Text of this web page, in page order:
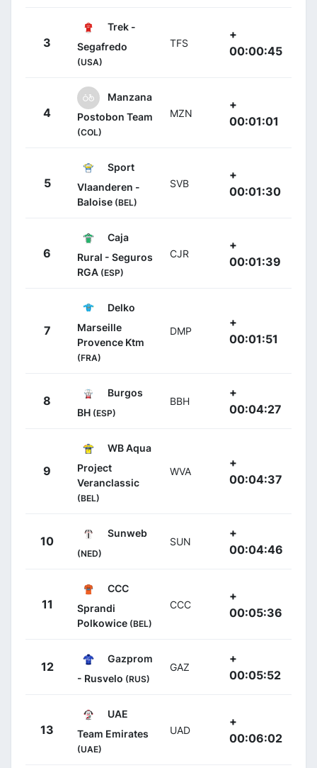
3
Trek -
Segafredo
(USA)
TFS
+
00:00:45
4
Manzana
Postobon Team
(COL)
MZN
+
00:01:01
5
Sport
Vlaanderen -
Baloise (BEL)
SVB
+
00:01:30
6
Caja
Rural - Seguros
RGA (ESP)
CJR
+
00:01:39
7
Delko
Marseille
Provence Ktm
(FRA)
DMP
+
00:01:51
8
Burgos
BH (ESP)
BBH
+
00:04:27
9
WB Aqua
Project
Veranclassic
(BEL)
WVA
+
00:04:37
10
Sunweb
(NED)
SUN
+
00:04:46
11
CCC
Sprandi
Polkowice (BEL)
CCC
+
00:05:36
12
Gazprom
- Rusvelo (RUS)
GAZ
+
00:05:52
13
UAE
Team Emirates
(UAE)
UAD
+
00:06:02